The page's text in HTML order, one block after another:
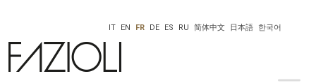
한국어
日本語
IT EN FR DE ES RU 简体中文